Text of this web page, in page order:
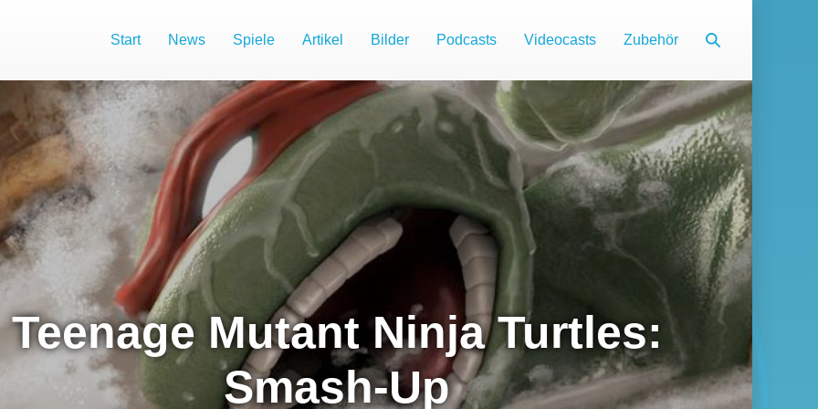
Start News Spiele Artikel Bilder Podcasts Videocasts Zubehör
Suche-
Teenage Mutant Ninja Turtles:
Smash-Up